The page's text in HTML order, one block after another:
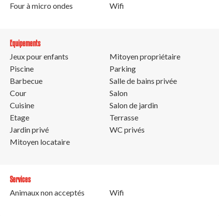
Four à micro ondes
Wifi
Equipements
Jeux pour enfants
Piscine
Barbecue
Cour
Cuisine
Etage
Jardin privé
Mitoyen locataire
Mitoyen propriétaire
Parking
Salle de bains privée
Salon
Salon de jardin
Terrasse
WC privés
Services
Animaux non acceptés
Wifi